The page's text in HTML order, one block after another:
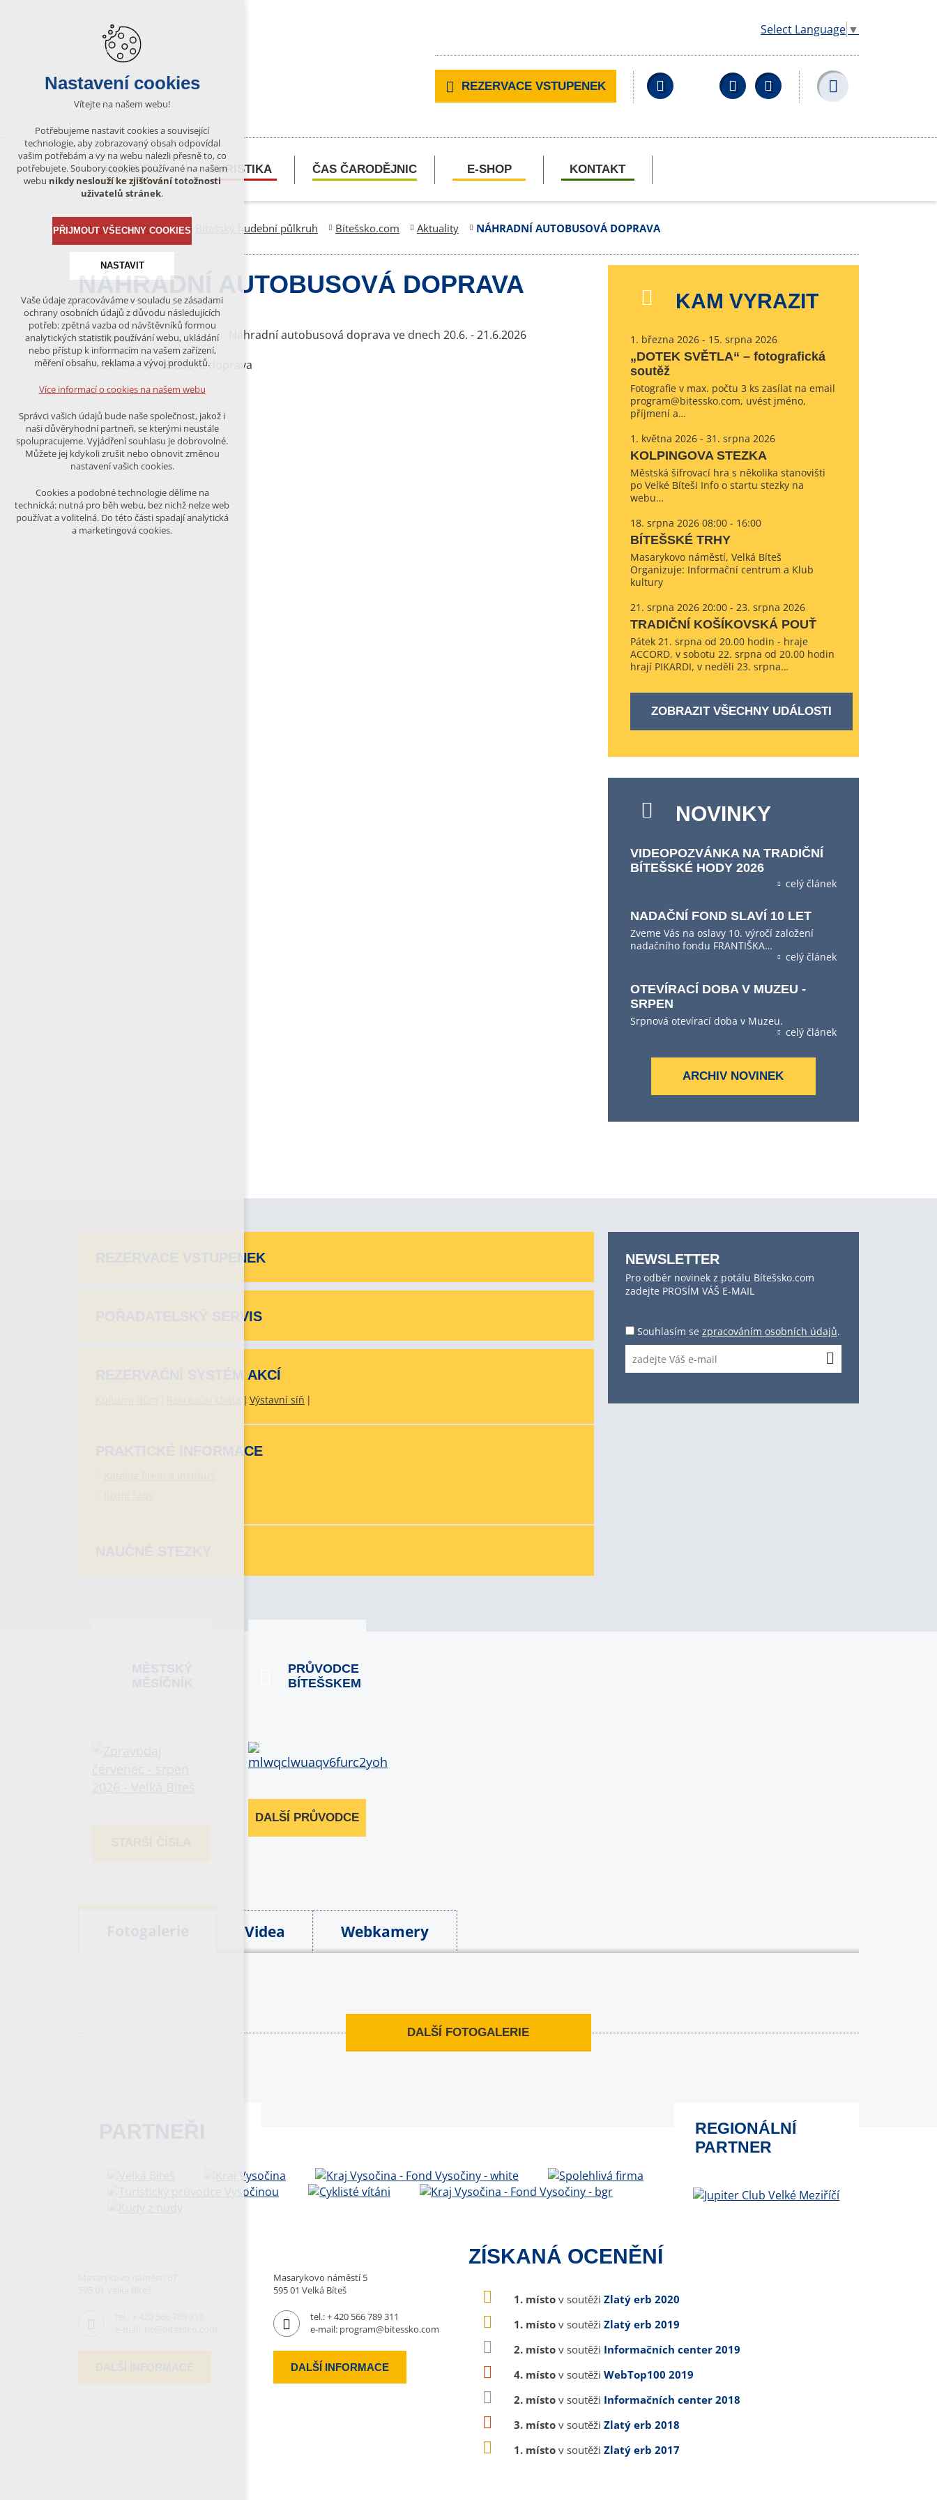
Select Language ▼
REZERVACE VSTUPENEK Facebook YouTubeWikipedia
KULTURA TURISTIKA ČAS ČARODĚJNIC E-SHOP KONTAKT
Bítešsko Kultura Bítešský hudební půlkruh Bítešsko.com Aktuality NÁHRADNÍ AUTOBUSOVÁ DOPRAVA
NÁHRADNÍ AUTOBUSOVÁ DOPRAVA
15.6.2026
Náhradní autobusová doprava ve dnech 20.6. - 21.6.2026
KAM VYRAZIT
1. března 2026 - 15. srpna 2026
„DOTEK SVĚTLA“ – fotografická
soutěž
Fotografie v max. počtu 3 ks zasílat na email
program@bitessko.com, uvést jméno,
příjmení a…
1. května 2026 - 31. srpna 2026
KOLPINGOVA STEZKA
Městská šifrovací hra s několika stanovišti
po Velké Bíteši Info o startu stezky na
webu…
18. srpna 2026 08:00 - 16:00
BÍTEŠSKÉ TRHY
Masarykovo náměstí, Velká Bíteš
Organizuje: Informační centrum a Klub
kultury
21. srpna 2026 20:00 - 23. srpna 2026
TRADIČNÍ KOŠÍKOVSKÁ POUŤ
Pátek 21. srpna od 20.00 hodin - hraje
ACCORD, v sobotu 22. srpna od 20.00 hodin
hrají PIKARDI, v neděli 23. srpna…
ZOBRAZIT VŠECHNY UDÁLOSTI
NOVINKY
VIDEOPOZVÁNKA NA TRADIČNÍ
BÍTEŠSKÉ HODY 2026
celý článek
NADAČNÍ FOND SLAVÍ 10 LET
Zveme Vás na oslavy 10. výročí založení
nadačního fondu FRANTIŠKA…
celý článek
OTEVÍRACÍ DOBA V MUZEU -
SRPEN
Srpnová otevírací doba v Muzeu.
celý článek
ARCHIV NOVINEK
REZERVACE VSTUPENEK
POŘADATELSKÝ SERVIS
REZERVAČNÍ SYSTÉM AKCÍ
Výstavní síň
PRAKTICKÉ INFORMACE
NEWSLETTER
Pro odběr novinek z potálu Bítešsko.com
zadejte PROSÍM VÁŠ E-MAIL
Souhlasím se zpracováním osobních údajů.
PRŮVODCE
BÍTEŠSKEM
DALŠÍ PRŮVODCE
Videa Webkamery
DALŠÍ FOTOGALERIE
REGIONÁLNÍ
PARTNER
Masarykovo náměstí 5
595 01 Velká Bíteš
tel.:+ 420 566 789 311
e-mail: program@bitessko.com
DALŠÍ INFORMACE
ZÍSKANÁ OCENĚNÍ
1. místo v soutěži Zlatý erb 2020
1. místo v soutěži Zlatý erb 2019
2. místo v soutěži Informačních center 2019
4. místo v soutěži WebTop100 2019
2. místo v soutěži Informačních center 2018
3. místo v soutěži Zlatý erb 2018
1. místo v soutěži Zlatý erb 2017
Nastavení cookies
Vítejte na našem webu!
Potřebujeme nastavit cookies a související
technologie, aby zobrazovaný obsah odpovídal
vašim potřebám a vy na webu nalezli přesně to, co
potřebujete. Soubory cookies používané na našem
webu nikdy neslouží ke zjišťování totožnosti
uživatelů stránek.
PŘIJMOUT VŠECHNY COOKIES
NASTAVIT
Technická cookies
nutná pro provozování webu
udržení kontextu stránek (session):
případná přihlášení, volby jazyka, apod.
analytická pro anonymizované
vyhodnocení návštěvnosti
marketingová cookies (Google)
Více informací o cookies na našem webu
ODMÍTNOUT VŠE
Vaše údaje zpracováváme v souladu se zásadami
ochrany osobních údajů z důvodu následujících
potřeb: zpětná vazba od návštěvníků formou
analytických statistik používání webu, ukládání
nebo přístup k informacím na vašem zařízení,
měření obsahu, reklama a vývoj produktů.
Více informací o cookies na našem webu
Správci vašich údajů bude naše společnost, jakož i
naši důvěryhodní partneři, se kterými neustále
spolupracujeme. Vyjádření souhlasu je dobrovolné.
Můžete jej kdykoli zrušit nebo obnovit změnou
nastavení vašich cookies.
Cookies a podobné technologie dělíme na
technická: nutná pro běh webu, bez nichž nelze web
používat a volitelná. Do této části spadají analytická
a marketingová cookies.